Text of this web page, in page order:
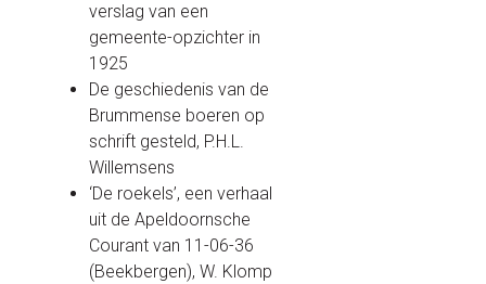
verslag van een
gemeente-opzichter in
1925
De geschiedenis van de
Brummense boeren op
schrift gesteld, P.H.L.
Willemsens
‘De roekels’, een verhaal
uit de Apeldoornsche
Courant van 11-06-36
(Beekbergen), W. Klomp